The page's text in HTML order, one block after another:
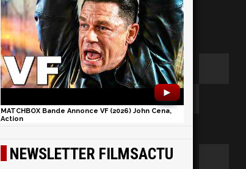
►
MATCHBOX Bande Annonce VF (2026) John Cena,
Action
NEWSLETTER FILMSACTU